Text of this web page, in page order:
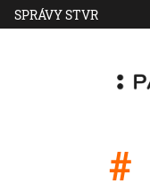
SPRÁVY STVR